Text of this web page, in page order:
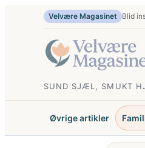
Velvære Magasinet Nye
SUND SJÆL, SMUKT
Øvrige artikler